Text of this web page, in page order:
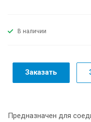
В наличии
Заказать
Предназначен для